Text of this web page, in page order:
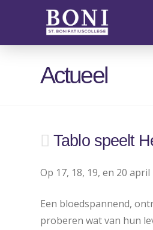
Actueel
Tablo speelt
Op 17, 18, 19, en 20
Een bloedspannend,
proberen wat van hun